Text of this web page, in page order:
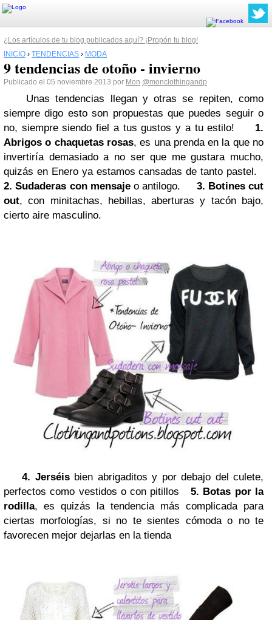
¿Los artículos de tu blog publicados aquí? ¡Propón tu blog!
INICIO › TENDENCIAS › MODA
9 tendencias de otoño - invierno
Publicado el 05 noviembre 2013 por Mon @monclothingandp
Unas tendencias llegan y otras se repiten, como
siempre digo esto son propuestas que puedes seguir o
no, siempre siendo fiel a tus gustos y a tu estilo!
1.
Abrigos o chaquetas rosas, es una prenda en la que no
invertiría demasiado a no ser que me gustara mucho,
quizás en Enero ya estamos cansadas de tanto pastel.
2. Sudaderas con mensajeo antilogo. 3. Botines cut
out, con minitachas, hebillas, aberturas y tacón bajo,
cierto aire masculino.
4. Jerséisbien abrigaditos y por debajo del culete,
perfectos como vestidos o con pitillos
5. Botas por la
rodilla, es quizás la tendencia más complicada para
ciertas morfologías, si no te sientes cómoda o no te
favorecen mejor dejarlas en la tienda